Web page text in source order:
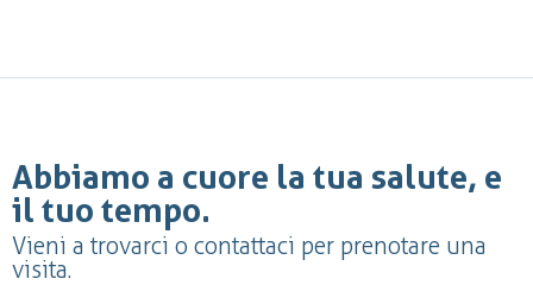
Abbiamo a cuore la tua salute, e
il tuo tempo.
Vieni a trovarci o contattaci per prenotare una
visita.